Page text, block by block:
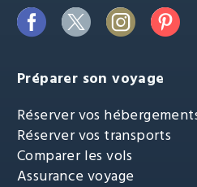
Préparer son voyage
Réserver vos
Réserver vos transports
Comparer les vols
Assurance voyage